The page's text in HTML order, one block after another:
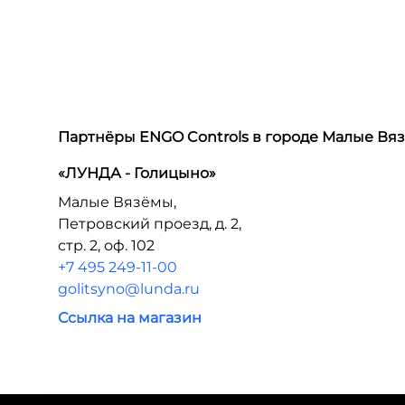
Партнёры ENGO Controls в городе Малые
«ЛУНДА - Голицыно»
Малые Вязёмы,
Петровский проезд, д. 2,
стр. 2, оф. 102
+7 495 249-11-00
golitsyno@lunda.ru
Ссылка на магазин